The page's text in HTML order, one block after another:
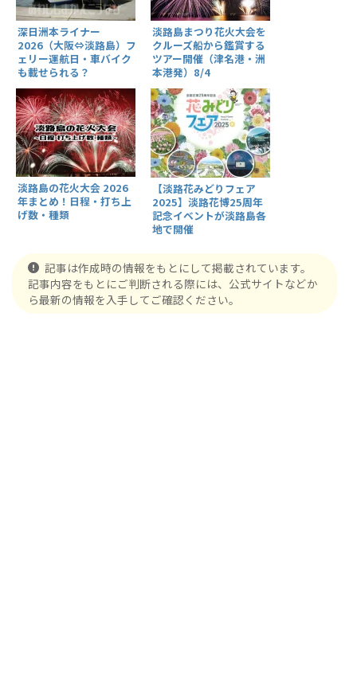
深日洲本ライナー
2026（大阪⇔淡路島）フ
ェリー運航日・車バイク
も載せられる？
淡路島まつり花火大会を
クルーズ船から鑑賞する
ツアー開催（津名港・洲
本港発）8/4
淡路島の花火大会 2026
年まとめ！日程・打ち上
げ数・種類
【淡路花みどりフェア
2025】淡路花博25周年
記念イベントが淡路島各
地で開催
記事は作成時の情報をもとにして掲載されています。
記事内容をもとにご判断される際には、公式サイトなどか
ら最新の情報を入手してご確認ください。